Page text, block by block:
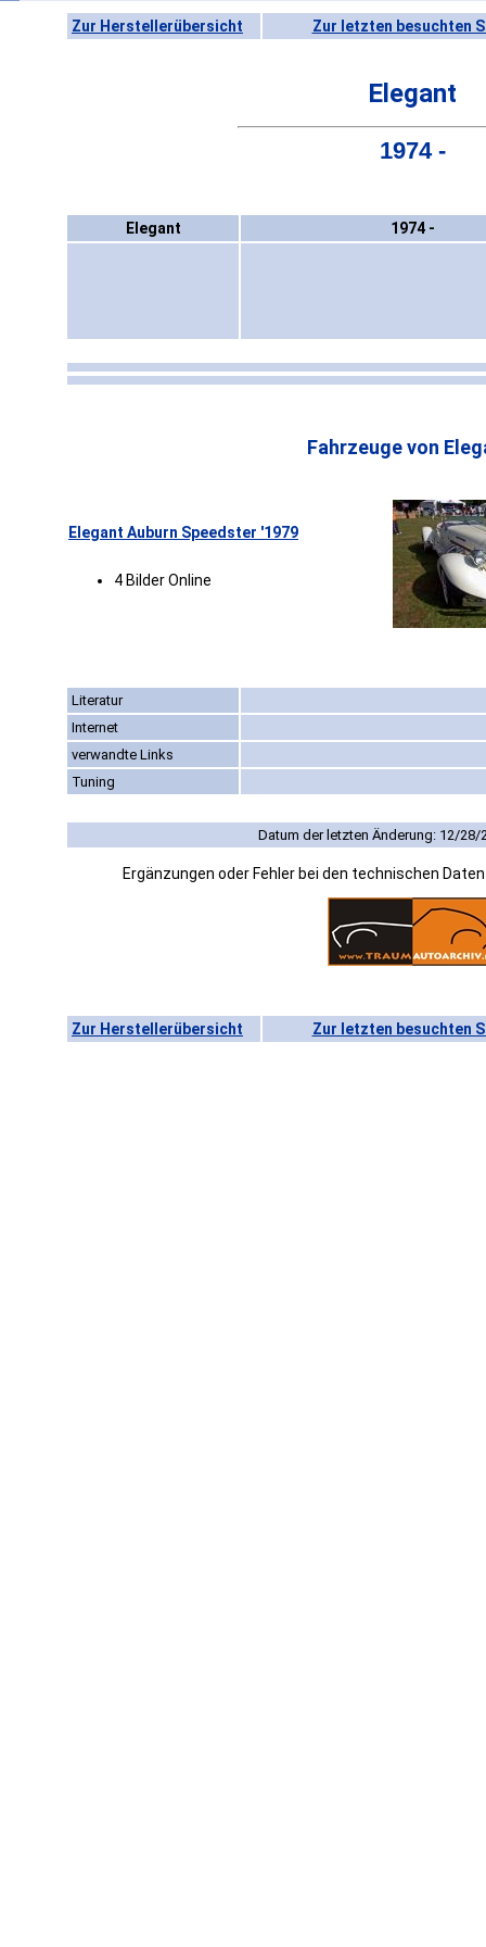
Zur Herstellerübersicht Zur letzten besuchten
Elegant
1974 -
Elegant 1974 -
Fahrzeuge von
Elegant Auburn Speedster '1979
4 Bilder Online
Literatur
Internet
verwandte Links
Tuning
Datum der letzten Änderung: 12/28/
Ergänzungen oder Fehler bei den technischen
Zur Herstellerübersicht Zur letzten besuchten